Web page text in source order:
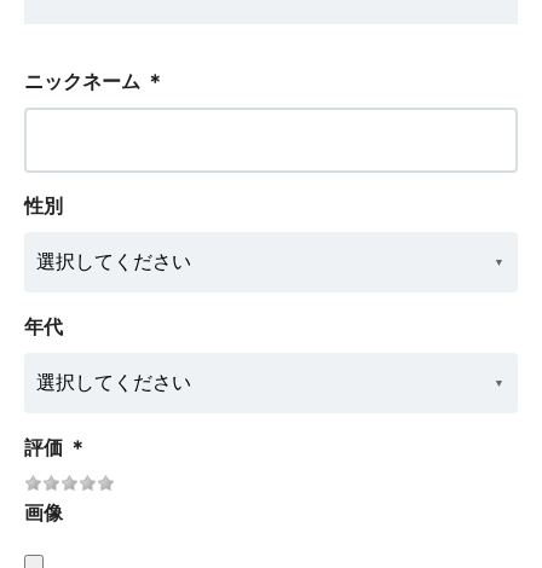
ニックネーム ＊
性別
年代
評価 ＊
画像